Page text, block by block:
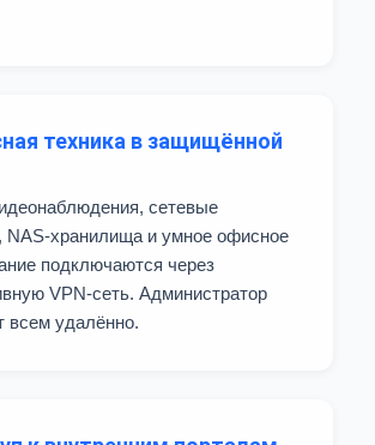
техника в защищённой
сетевые
NAS-хранилища и умное офисное
подключаются через
VPN-сеть. Администратор
всем удалённо.